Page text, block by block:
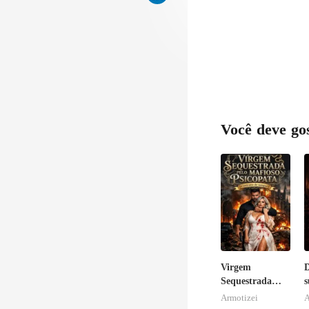
Você deve
Virgem
Sequestrada
pelo Mafioso
Armotizei